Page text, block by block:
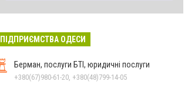
ПІДПРИЄМСТВА ОДЕСИ
Берман, послуги БТІ, юридичні послуги
+380(67)980-61-20, +380(48)799-14-05